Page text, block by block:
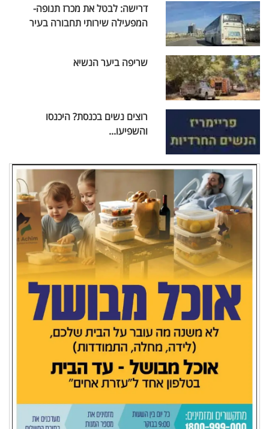
דרישה: לבטל את מכרז תנופה-
המפעילה שירותי תחבורה בעיר
שריפה ביער הנשיא
רוצים נשים בכנסת? היכנסו
והשפיעו...